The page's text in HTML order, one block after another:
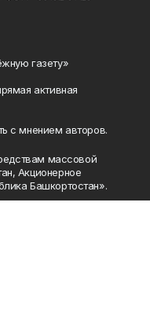
газету»
активная
с мнением авторов.
массовой
Акционерное
Башкортостан».